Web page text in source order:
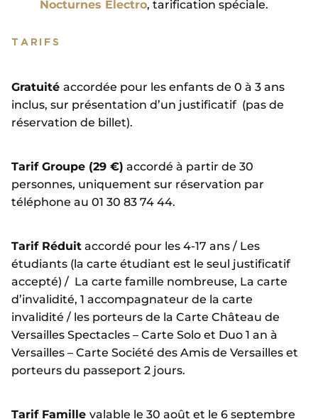
Nocturnes Electro, tarification spéciale.
TARIFS
Gratuité accordée pour les enfants de 0 à 3 ans
inclus, sur présentation d’un justificatif (pas de
réservation de billet).
Tarif Groupe (29 €) accordé à partir de 30
personnes, uniquement sur réservation par
téléphone au 01 30 83 74 44.
Tarif Réduit accordé pour les 4-17 ans / Les
étudiants (la carte étudiant est le seul justificatif
accepté) / La carte famille nombreuse, La carte
d’invalidité, 1 accompagnateur de la carte
invalidité / les porteurs de la Carte Château de
Versailles Spectacles – Carte Solo et Duo 1 an à
Versailles – Carte Société des Amis de Versailles et
porteurs du passeport 2 jours.
Tarif Famille valable le 30 août et le 6 septembre